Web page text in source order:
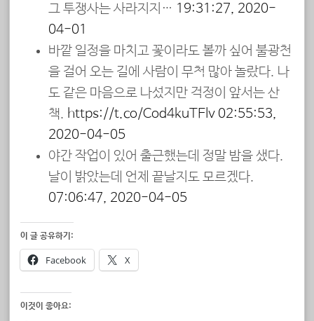
그 투쟁사는 사라지지… 19:31:27, 2020-
04-01
바깥 일정을 마치고 꽃이라도 볼까 싶어 불광천
을 걸어 오는 길에 사람이 무척 많아 놀랐다. 나
도 같은 마음으로 나섰지만 걱정이 앞서는 산
책. https://t.co/Cod4kuTElv 02:55:53,
2020-04-05
야간 작업이 있어 출근했는데 정말 밤을 샜다.
날이 밝았는데 언제 끝날지도 모르겠다.
07:06:47, 2020-04-05
이 글 공유하기:
Facebook X
이것이 좋아요: